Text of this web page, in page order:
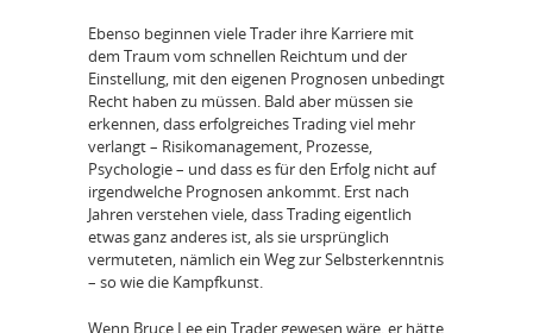
Ebenso beginnen viele Trader ihre Karriere mit
dem Traum vom schnellen Reichtum und der
Einstellung, mit den eigenen Prognosen unbedingt
Recht haben zu müssen. Bald aber müssen sie
erkennen, dass erfolgreiches Trading viel mehr
verlangt – Risikomanagement, Prozesse,
Psychologie – und dass es für den Erfolg nicht auf
irgendwelche Prognosen ankommt. Erst nach
Jahren verstehen viele, dass Trading eigentlich
etwas ganz anderes ist, als sie ursprünglich
vermuteten, nämlich ein Weg zur Selbsterkenntnis
– so wie die Kampfkunst.
Wenn Bruce Lee ein Trader gewesen wäre, er hätte